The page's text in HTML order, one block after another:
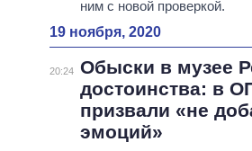
ним с новой проверкой.
19 ноября, 2020
20:24 Обыски в музее
достоинства: в
призвали «не
эмоций»